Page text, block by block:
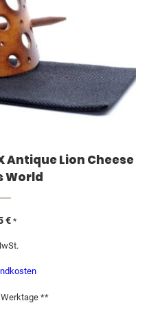
Antique Lion Cheese
World
€ *
Werktage **